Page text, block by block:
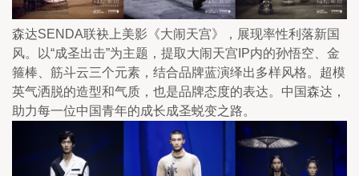
森达SENDA联袂上美影《大闹天宫》，展现率性利落新国
风。以“成圣出击”为主题，提取大闹天宫IP内的孙悟空、金
箍棒、筋斗云三个元素，结合品牌蓝演绎出多样风格。超模
英气洒脱的造型和气质，也是品牌态度的表达。中国森达，
助力每一位中国青年的成长成圣蜕变之路。